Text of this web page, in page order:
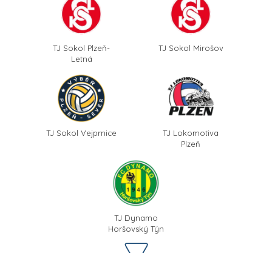
TJ Sokol Plzeň-
Letná
TJ Sokol Mirošov
TJ Sokol Vejprnice
TJ Lokomotiva
Plzeň
TJ Dynamo
Horšovský Týn